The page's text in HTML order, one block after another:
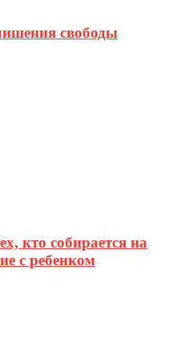
свободы
кто собирается на
с ребенком